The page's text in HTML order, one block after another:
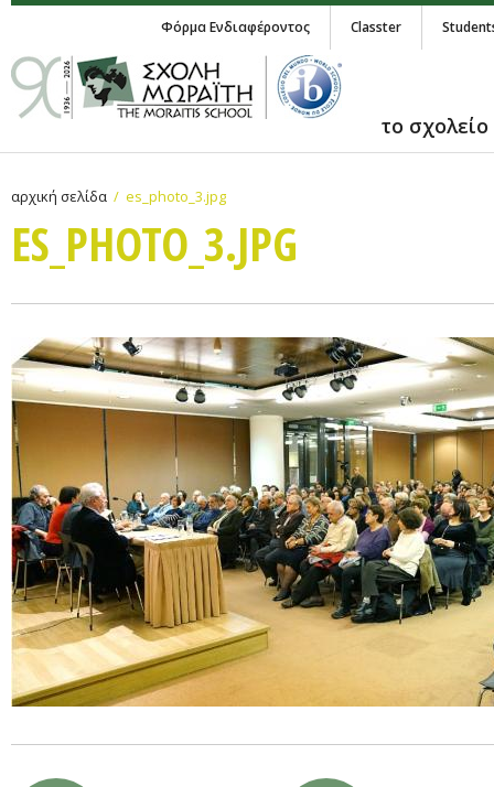
Φόρμα Ενδιαφέροντος Classter
το σχολείο
αρχική σελίδα es_photo_3.jpg
ES_PHOTO_3.JPG